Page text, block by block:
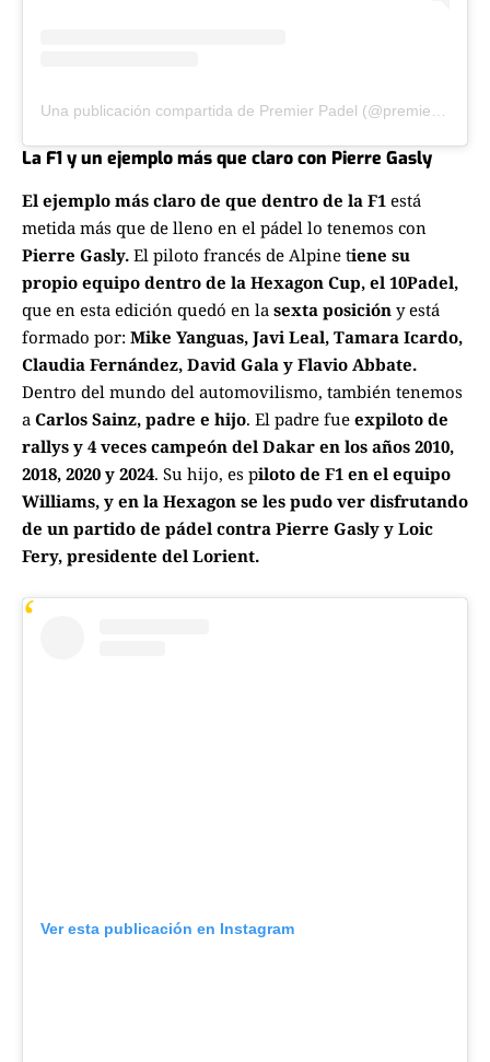
La F1 y un ejemplo más que claro con Pierre Gasly
El ejemplo más claro de que dentro de la F1 está
metida más que de lleno en el pádel lo tenemos con
Pierre Gasly. El piloto francés de Alpine tiene su
propio equipo dentro de la Hexagon Cup, el 10Padel,
que en esta edición quedó en la sexta posición y está
formado por: Mike Yanguas, Javi Leal, Tamara Icardo,
Claudia Fernández, David Gala y Flavio Abbate.
Dentro del mundo del automovilismo, también tenemos
a Carlos Sainz, padre e hijo. El padre fue expiloto de
rallys y 4 veces campeón del Dakar en los años 2010,
2018, 2020 y 2024. Su hijo, es piloto de F1 en el equipo
Williams, y en la Hexagon se les pudo ver disfrutando
de un partido de pádel contra Pierre Gasly y Loic
Fery, presidente del Lorient.
Ver esta publicación en Instagram